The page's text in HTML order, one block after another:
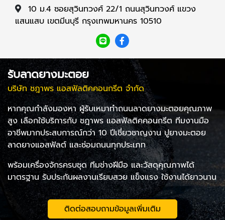
10 ม.4 ซอยสุวินทวงศ์ 22/1 ถนนสุวินทวงศ์ แขวง
แสนแสบ เขตมีนบุรี กรุงเทพมหานคร 10510
รับลาดยางมะตอย
บริษัท ชฎาพร แอสฟัลติคคอนกรีต จำกัด
หากคุณกำลังมองหา ผู้รับเหมาทำถนนลาดยางมะตอยคุณภาพ
สูง เลือกใช้บริการกับ ชฎาพร แอสฟัลติคคอนกรีต ทีมงานมือ
อาชีพมากประสบการณ์กว่า 10 ปีเชี่ยวชาญงาน ปูยางมะตอย
ลาดยางแอสฟัลต์ และซ่อมถนนทุกประเภท
พร้อมเครื่องจักรครบชุด ทีมช่างฝีมือ และวัสดุคุณภาพได้
มาตรฐาน รับประกันผลงานเรียบสวย แข็งแรง ใช้งานได้ยาวนาน
ติดต่อสอบถามข้อมูลเพิ่มเติม